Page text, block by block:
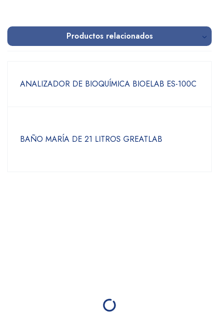
Productos relacionados
ANALIZADOR DE BIOQUÍMICA BIOELAB ES-100C
BAÑO MARÍA DE 21 LITROS GREATLAB